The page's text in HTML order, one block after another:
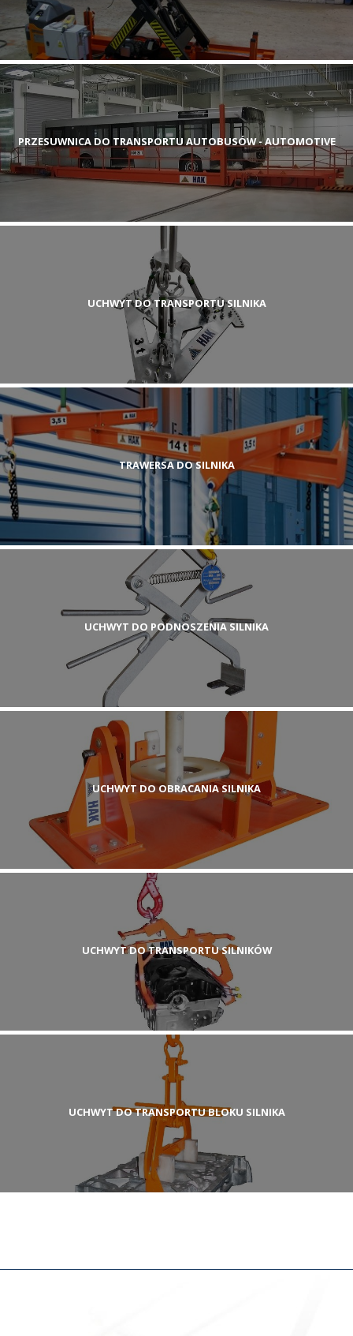
PRZESUWNICA DO TRANSPORTU AUTOBUSÓW - AUTOMOTIVE
UCHWYT DO TRANSPORTU SILNIKA
TRAWERSA DO SILNIKA
UCHWYT DO PODNOSZENIA SILNIKA
UCHWYT DO OBRACANIA SILNIKA
UCHWYT DO TRANSPORTU SILNIKÓW
UCHWYT DO TRANSPORTU BLOKU SILNIKA